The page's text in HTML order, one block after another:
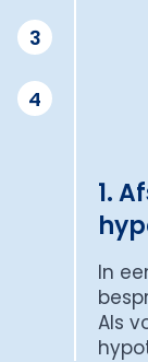
3
4
1.
In
Als